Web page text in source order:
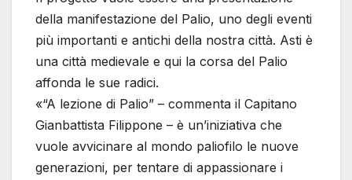
della manifestazione del Palio, uno degli eventi
più importanti e antichi della nostra città. Asti è
una città medievale e qui la corsa del Palio
affonda le sue radici.
«“A lezione di Palio” – commenta il Capitano
Gianbattista Filippone – è un’iniziativa che
vuole avvicinare al mondo paliofilo le nuove
generazioni, per tentare di appassionare i